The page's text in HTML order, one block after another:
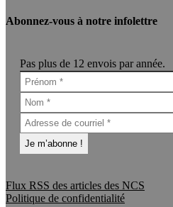
Abonnez-vous à notre infolettre
Pas plus de 12 envois par année.
Flux RSS des articles des NCS
Politique de confidentialité